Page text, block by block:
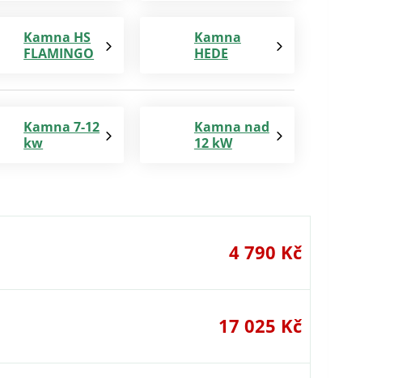
Kamna HS
FLAMINGO
Kamna
HEDE
Kamna 7-12
kw
Kamna nad
12 kW
4 790 Kč
17 025 Kč